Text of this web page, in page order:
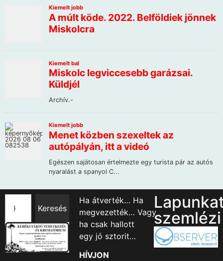
Keresés
Ha átverték… Ha
megvezették… Vagy
ha csak hallott
egy jó sztorit…
HÍVJON
szemlézi